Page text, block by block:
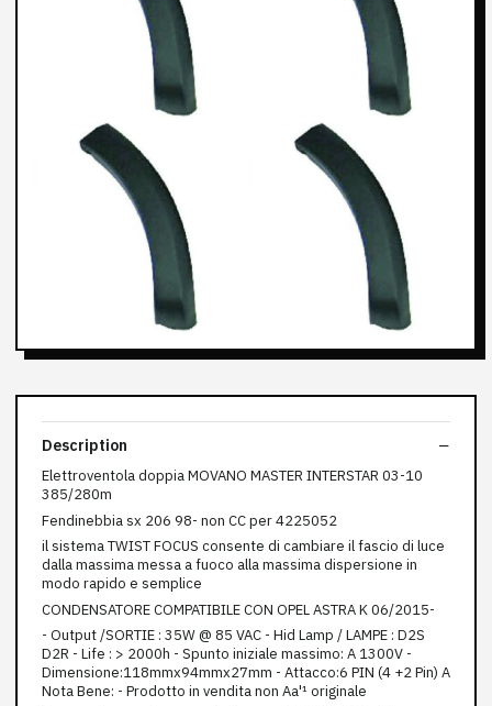
Description
Elettroventola doppia MOVANO MASTER INTERSTAR 03-10
385/280m
Fendinebbia sx 206 98- non CC per 4225052
il sistema TWIST FOCUS consente di cambiare il fascio di luce
dalla massima messa a fuoco alla massima dispersione in
modo rapido e semplice
CONDENSATORE COMPATIBILE CON OPEL ASTRA K 06/2015-
- Output /SORTIE : 35W @ 85 VAC - Hid Lamp / LAMPE : D2S
D2R - Life : > 2000h - Spunto iniziale massimo: A 1300V -
Dimensione:118mmx94mmx27mm - Attacco:6 PIN (4 +2 Pin) A
Nota Bene: - Prodotto in vendita non Aa'¹ originale